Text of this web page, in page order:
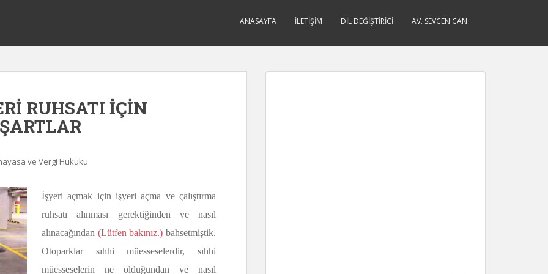
ANASAYFA İLETIŞIM DIL DEĞIŞTIRICI AV. SEVCEN CAN
RUHSATI İÇİN
ve Vergi Hukuku
İşyeri açmak için işyeri açma ve çalıştırma
ruhsatı alınması gerektiğinden ve nasıl
alınacağından (Lütfen bakınız.) bahsetmiştik.
Otoparklar sıhhi müesseselerdir, sıhhi
müesseselerin ne olduğundan ve nasıl